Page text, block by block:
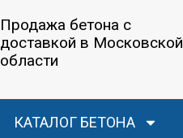
Продажа бетона с
доставкой в Московской
области
КАТАЛОГ БЕТОНА